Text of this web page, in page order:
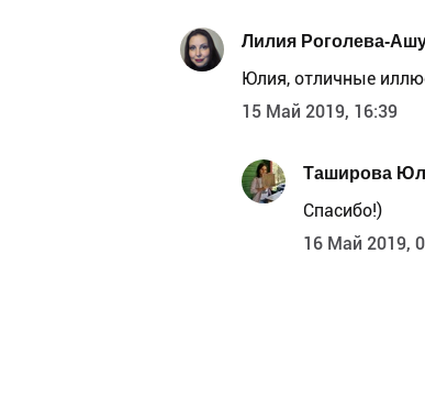
Лилия Роголева-
Юлия, отличные
15 Май 2019, 16:39
Таширова
Спасибо!)
16 Май 2019,